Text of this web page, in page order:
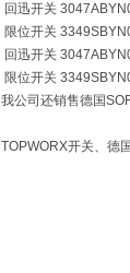
回迅开关
限位开关
回迅开关
限位开关
我公司还销售德国
TOPWORX开关、德